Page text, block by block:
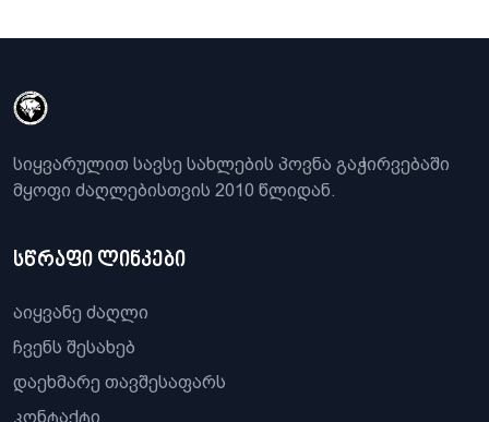
სიყვარულით სავსე სახლების პოვნა გაჭირვებაში
მყოფი ძაღლებისთვის 2010 წლიდან.
სწრაფი ლინკები
აიყვანე ძაღლი
ჩვენს შესახებ
დაეხმარე თავშესაფარს
კონტაქტი